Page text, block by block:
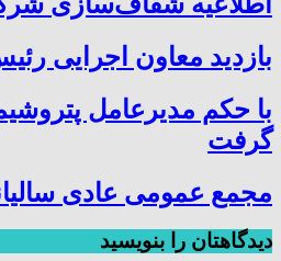
بازدید معاون اجرایی
با حکم مدیرعامل
گرفت
مجمع عمومی عادی
دیدگاهتان را بنویسید